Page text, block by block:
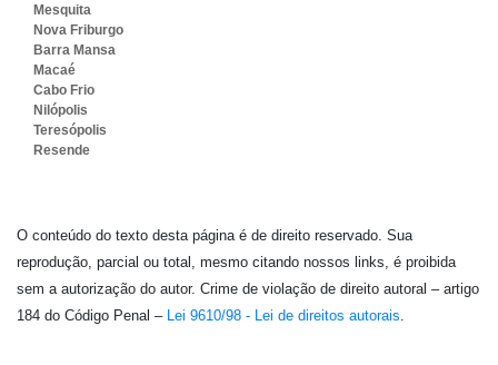
Mesquita
Nova Friburgo
Barra Mansa
Macaé
Cabo Frio
Nilópolis
Teresópolis
Resende
O conteúdo do texto desta página é de direito reservado. Sua
reprodução, parcial ou total, mesmo citando nossos links, é proibida
sem a autorização do autor. Crime de violação de direito autoral – artigo
184 do Código Penal – Lei 9610/98 - Lei de direitos autorais